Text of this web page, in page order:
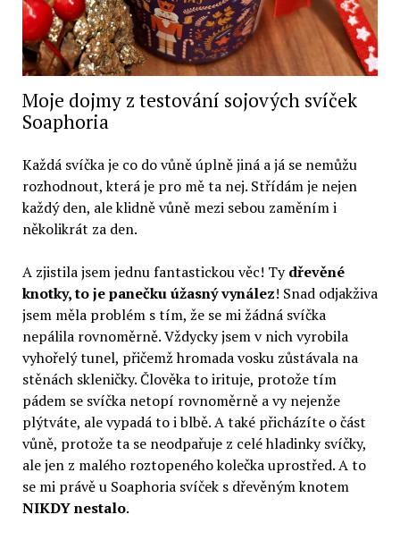
Moje dojmy z testování sojových svíček
Soaphoria
Každá svíčka je co do vůně úplně jiná a já se nemůžu
rozhodnout, která je pro mě ta nej. Střídám je nejen
každý den, ale klidně vůně mezi sebou zaměním i
několikrát za den.
A zjistila jsem jednu fantastickou věc! Tydřevěné
knotky, to je panečku úžasný vynález! Snad odjakživa
jsem měla problém s tím, že se mi žádná svíčka
nepálila rovnoměrně. Vždycky jsem v nich vyrobila
vyhořelý tunel, přičemž hromada vosku zůstávala na
stěnách skleničky. Člověka to irituje, protože tím
pádem se svíčka netopí rovnoměrně a vy nejenže
plýtváte, ale vypadá to i blbě. A také přicházíte o část
vůně, protože ta se neodpařuje z celé hladinky svíčky,
ale jen z malého roztopeného kolečka uprostřed. A to
se mi právě u Soaphoria svíček s dřevěným knotem
NIKDY nestalo.